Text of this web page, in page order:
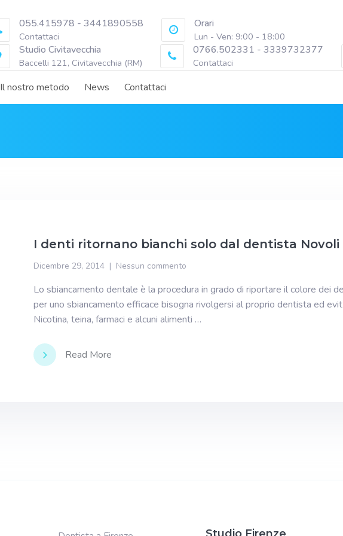
055.415978 - 3441890558
Contattaci
Orari
Lun - Ven: 9:00 - 18:00
Studio Civitavecchia
Baccelli 121, Civitavecchia (RM)
0766.502331 - 3339732377
Contattaci
Il nostro metodo News Contattaci
I denti ritornano bianchi solo dal dentista Novoli
Dicembre 29, 2014 Nessun commento
Lo sbiancamento dentale è la procedura in grado di riportare il colore dei
per uno sbiancamento efficace bisogna rivolgersi al proprio dentista ed
Nicotina, teina, farmaci e alcuni alimenti …
Read More